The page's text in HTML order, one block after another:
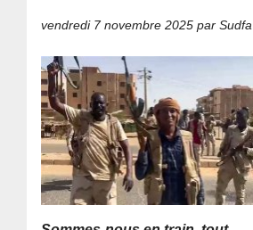
vendredi 7 novembre 2025 par Sudfa